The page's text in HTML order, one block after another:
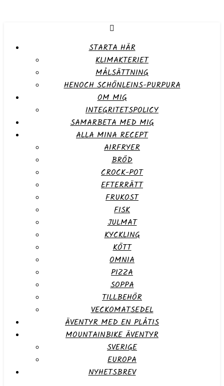
STARTA HÄR
KLIMAKTERIET
MÅLSÄTTNING
HENOCH SCHÖNLEINS-PURPURA
OM MIG
INTEGRITETSPOLICY
SAMARBETA MED MIG
ALLA MINA RECEPT
AIRFRYER
BRÖD
CROCK-POT
EFTERRÄTT
FRUKOST
FISK
JULMAT
KYCKLING
KÖTT
OMNIA
PIZZA
SOPPA
TILLBEHÖR
VECKOMATSEDEL
ÄVENTYR MED EN PLÅTIS
MOUNTAINBIKE ÄVENTYR
SVERIGE
EUROPA
NYHETSBREV